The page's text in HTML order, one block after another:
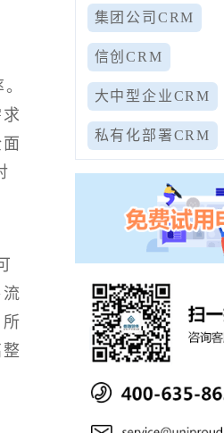
集团公司CRM
信创CRM
大中型企业CRM
私有化部署CRM